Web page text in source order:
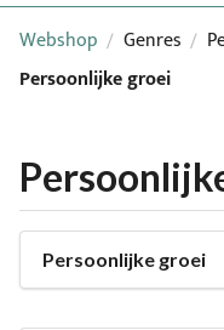
Webshop / Genres /
Persoonlijke groei
Persoonlijke groei